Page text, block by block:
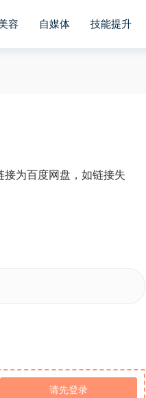
容 自媒体 技能提升
为百度网盘，如链接失
请先登录